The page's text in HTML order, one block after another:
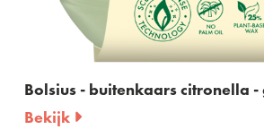
citronella - groen - 9,4cm